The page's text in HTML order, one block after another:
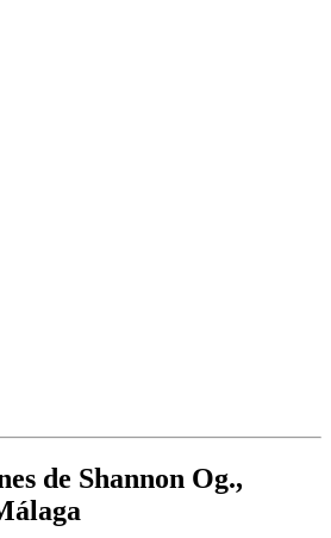
de Shannon Og.,